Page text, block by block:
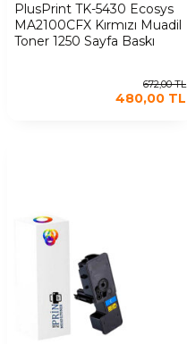
PlusPrint TK-5430 Ecosys
MA2100CFX Kırmızı Muadil
Toner 1250 Sayfa Baskı
672,00TL
480,00 TL